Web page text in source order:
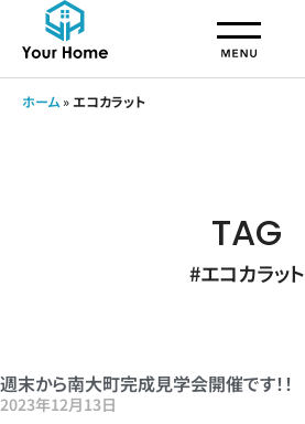
ホーム »エコカラット
TAG
#エコカラット
週末から南大町完成見学会開催です！！
2023年12月13日